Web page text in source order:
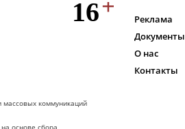
массовых коммуникаций
Реклама
Документы
О нас
Контакты